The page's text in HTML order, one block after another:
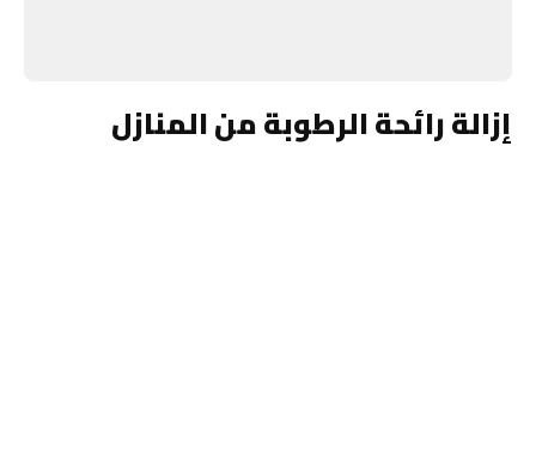
إزالة رائحة الرطوبة من المنازل